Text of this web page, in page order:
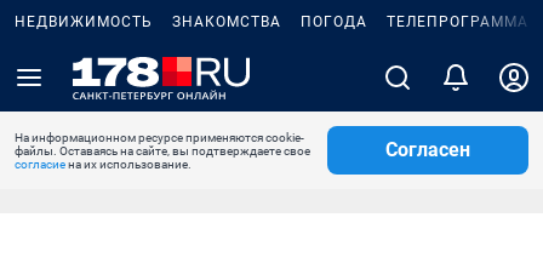
НЕДВИЖИМОСТЬ ЗНАКОМСТВА ПОГОДА ТЕЛЕПРОГРАММА
На информационном ресурсе применяются cookie-
файлы. Оставаясь на сайте, вы подтверждаете свое
согласиена их использование.
Согласен